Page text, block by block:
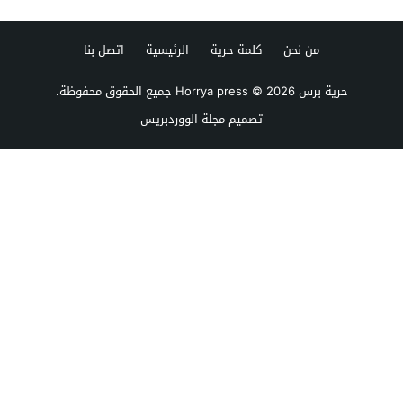
من نحن كلمة حرية الرئيسية
اتصل بنا
حرية برس Horrya press© 2026 جميع الحقوق محفوظة.
تصميممجلة الووردبريس